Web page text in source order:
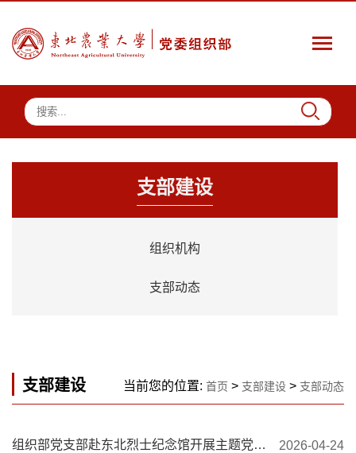
支部建设
组织机构
支部动态
支部建设 当前您的位置: 首页 > 支部建设 > 支部动态
组织部党支部赴东北烈士纪念馆开展主题党日活动 2026-04-24